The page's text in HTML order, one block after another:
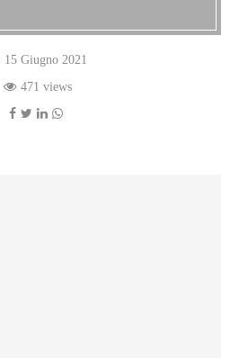
15 Giugno 2021
471 views